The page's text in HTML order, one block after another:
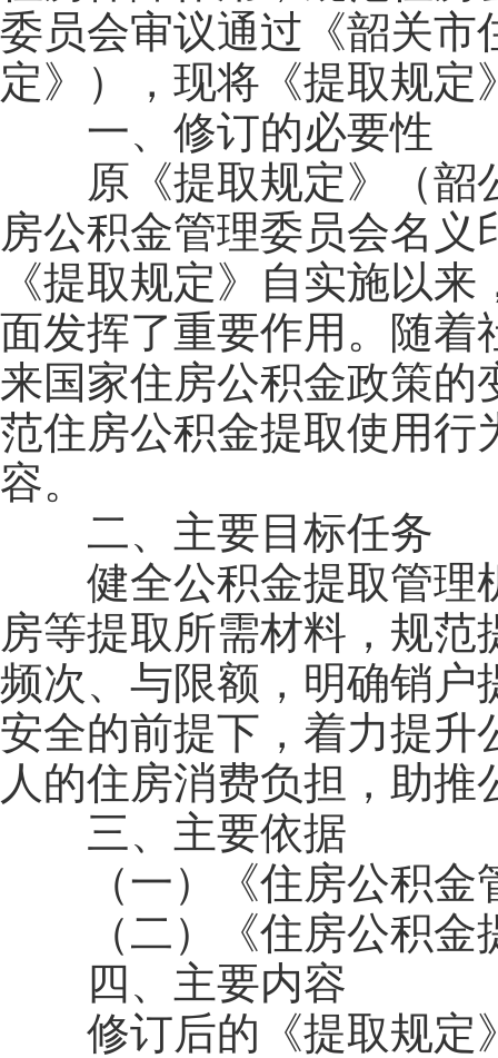
委员会审议通过《韶关市
定》），现将《提取规定
一、修订的必要性
原《提取规定》（韶公
房公积金管理委员会名义
《提取规定》自实施以
面发挥了重要作用。随着
来国家住房公积金政策的
范住房公积金提取使用行
容。
二、主要目标任务
健全公积金提取管理
房等提取所需材料，规
频次、与限额，明确销户
安全的前提下，着力提升
人的住房消费负担，助
三、主要依据
（一）《住房公积金
（二）《住房公积金提
四、主要内容
修订后的《提取规定》